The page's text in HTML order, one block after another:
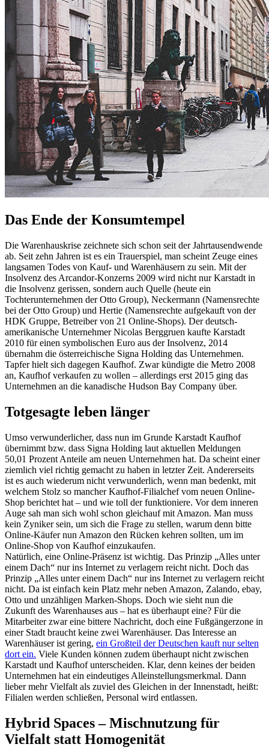
Das Ende der Konsumtempel
Die Warenhauskrise zeichnete sich schon seit der Jahrtausendwende
ab. Seit zehn Jahren ist es ein Trauerspiel, man scheint Zeuge eines
langsamen Todes von Kauf- und Warenhäusern zu sein. Mit der
Insolvenz des Arcandor-Konzerns 2009 wird nicht nur Karstadt in
die Insolvenz gerissen, sondern auch Quelle (heute ein
Tochterunternehmen der Otto Group), Neckermann (Namensrechte
bei der Otto Group) und Hertie (Namensrechte aufgekauft von der
HDK Gruppe, Betreiber von 21 Online-Shops). Der deutsch-
amerikanische Unternehmer Nicolas Berggruen kaufte Karstadt
2010 für einen symbolischen Euro aus der Insolvenz, 2014
übernahm die österreichische Signa Holding das Unternehmen.
Tapfer hielt sich dagegen Kaufhof. Zwar kündigte die Metro 2008
an, Kaufhof verkaufen zu wollen – allerdings erst 2015 ging das
Unternehmen an die kanadische Hudson Bay Company über.
Totgesagte leben länger
Umso verwunderlicher, dass nun im Grunde Karstadt Kaufhof
übernimmt bzw. dass Signa Holding laut aktuellen Meldungen
50,01 Prozent Anteile am neuen Unternehmen hat. Da scheint einer
ziemlich viel richtig gemacht zu haben in letzter Zeit. Andererseits
ist es auch wiederum nicht verwunderlich, wenn man bedenkt, mit
welchem Stolz so mancher Kaufhof-Filialchef vom neuen Online-
Shop berichtet hat – und wie toll der funktioniere. Vor dem inneren
Auge sah man sich wohl schon gleichauf mit Amazon. Man muss
kein Zyniker sein, um sich die Frage zu stellen, warum denn bitte
Online-Käufer nun Amazon den Rücken kehren sollten, um im
Online-Shop von Kaufhof einzukaufen.
Natürlich, eine Online-Präsenz ist wichtig. Das Prinzip „Alles unter
einem Dach“ nur ins Internet zu verlagern reicht nicht. Doch das
Prinzip „Alles unter einem Dach“ nur ins Internet zu verlagern reicht
nicht. Da ist einfach kein Platz mehr neben Amazon, Zalando, ebay,
Otto und unzähligen Marken-Shops. Doch wie sieht nun die
Zukunft des Warenhauses aus – hat es überhaupt eine? Für die
Mitarbeiter zwar eine bittere Nachricht, doch eine Fußgängerzone in
einer Stadt braucht keine zwei Warenhäuser. Das Interesse an
Warenhäuser ist gering, ein Großteil der Deutschen kauft nur selten
dort ein. Viele Kunden können zudem überhaupt nicht zwischen
Karstadt und Kaufhof unterscheiden. Klar, denn keines der beiden
Unternehmen hat ein eindeutiges Alleinstellungsmerkmal. Dann
lieber mehr Vielfalt als zuviel des Gleichen in der Innenstadt, heißt:
Filialen werden schließen, Personal wird entlassen.
Hybrid Spaces – Mischnutzung für
Vielfalt statt Homogenität